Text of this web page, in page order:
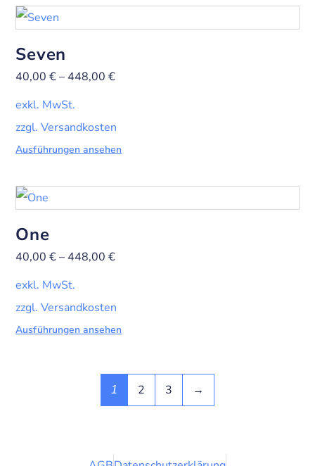
Seven
40,00€– 448,00€
exkl. MwSt.
zzgl. Versandkosten
Ausführungen ansehen
One
40,00€– 448,00€
exkl. MwSt.
zzgl. Versandkosten
Ausführungen ansehen
1 2 3 →